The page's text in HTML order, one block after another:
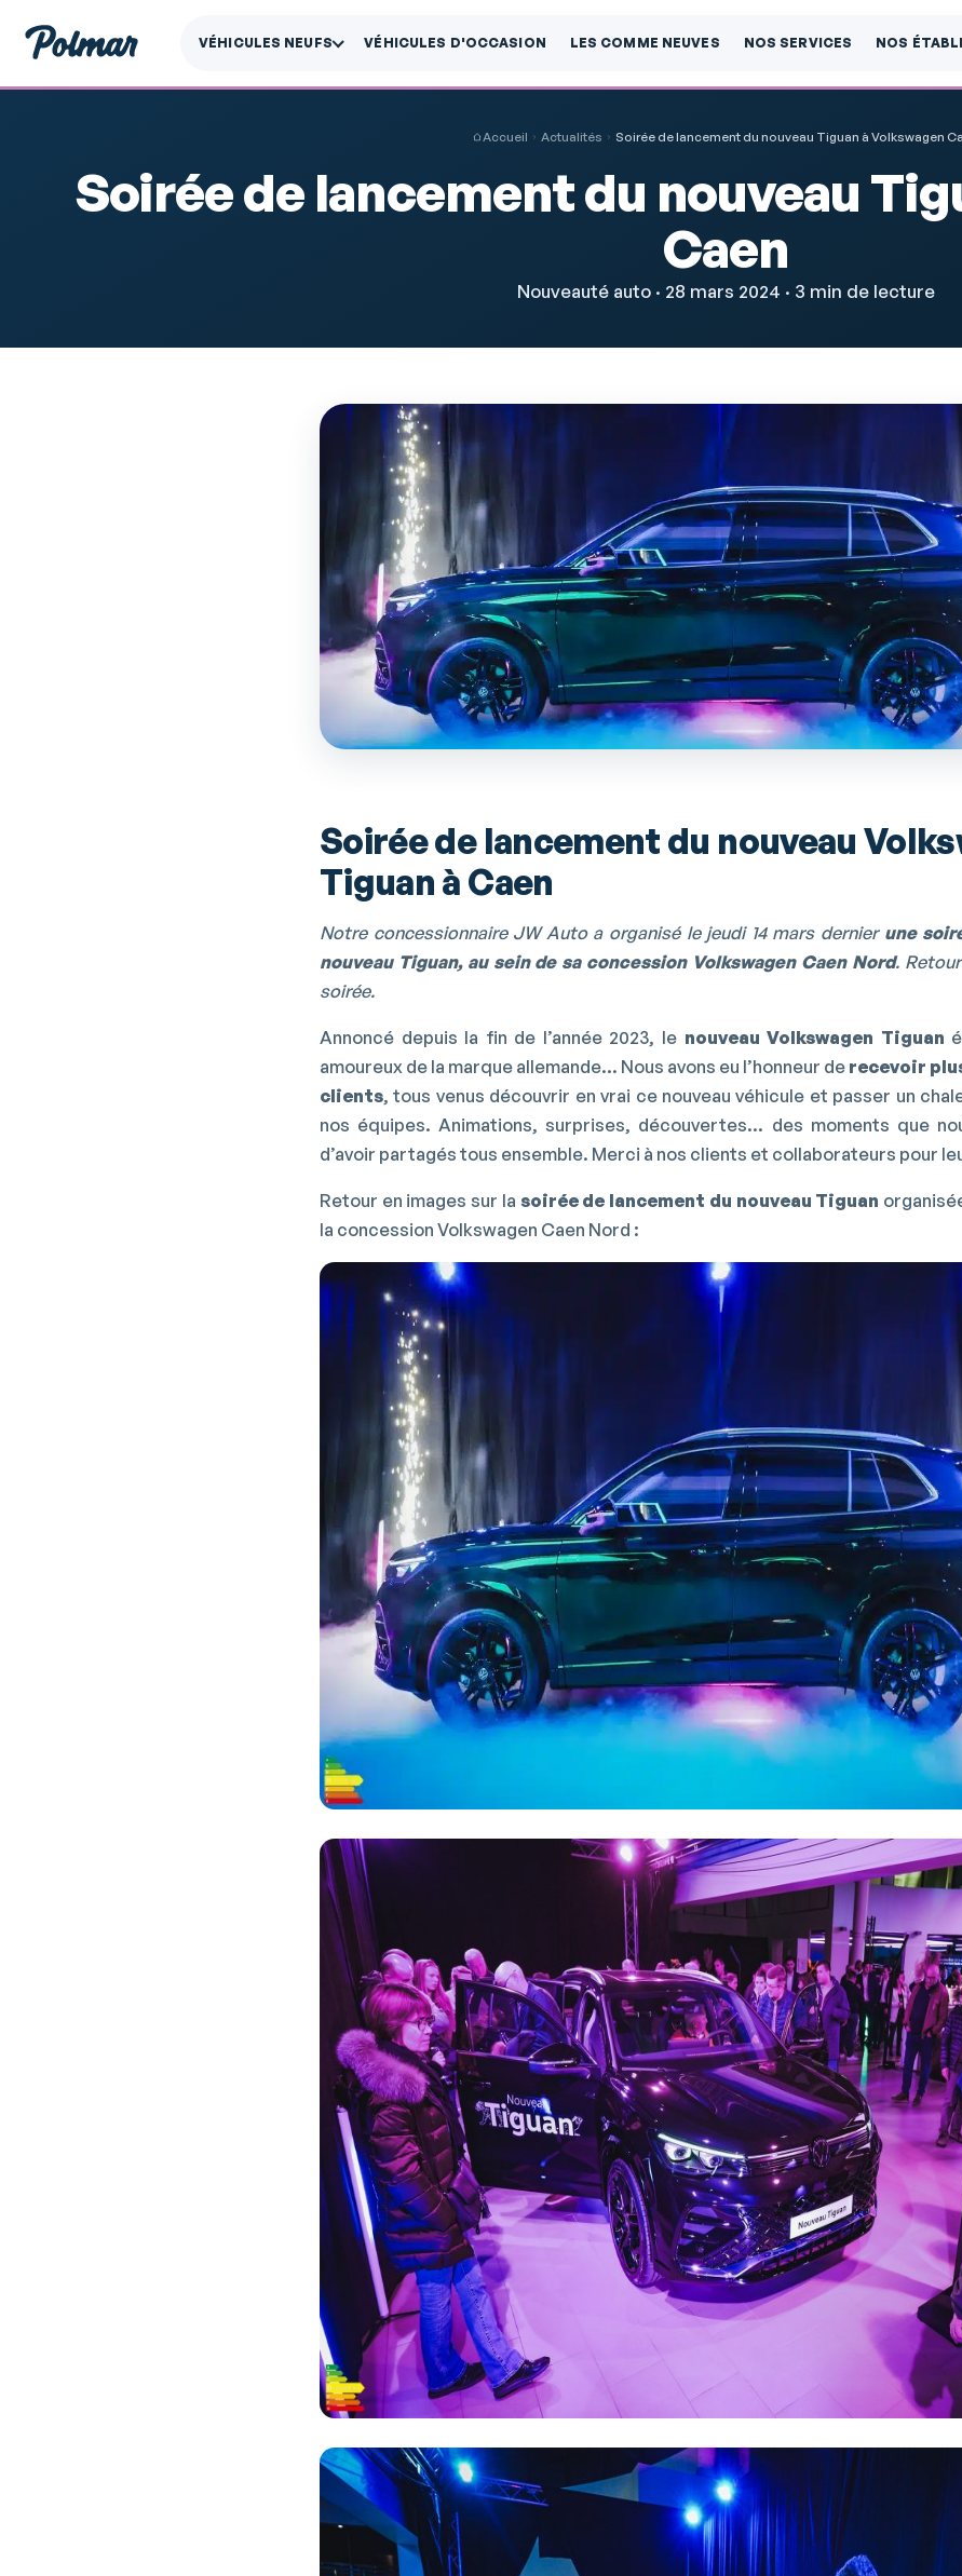
VÉHICULES NEUFS VÉHICULES D'OCCASION LES COMME NEUVES NOS SERVICES NOS
Accueil Actualités Soirée de lancement du nouveau Tiguan à Volkswagen
Soirée de lancement du nouveau
Caen
Nouveauté auto · 28 mars 2024 · 3 min de lecture
Soirée de lancement du nouveau
Tiguan à Caen
Notre concessionnaire JW Auto a organisé le jeudi 14 mars dernier une
nouveau Tiguan, au sein de sa concession Volkswagen Caen Nord.
soirée.
Annoncé depuis la fin de l’année 2023, le nouveau Volkswagen Tiguan
amoureux de la marque allemande… Nous avons eu l’honneur de recevoir
clients, tous venus découvrir en vrai ce nouveau véhicule et passer un
nos équipes. Animations, surprises, découvertes… des moments que
d’avoir partagés tous ensemble. Merci à nos clients et collaborateurs pour
Retour en images sur la soirée de lancement du nouveau Tiguan
la concession Volkswagen Caen Nord :